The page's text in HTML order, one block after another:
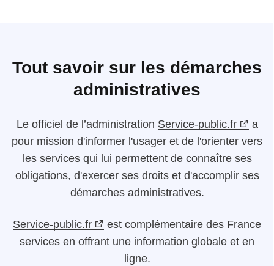
Tout savoir sur les démarches
administratives
Le officiel de l’administration Service-public.fr
a
pour mission d'informer l'usager et de l'orienter vers
les services qui lui permettent de connaître ses
obligations, d'exercer ses droits et d'accomplir ses
démarches administratives.
Service-public.fr
est complémentaire des France
services en offrant une information globale et en
ligne.